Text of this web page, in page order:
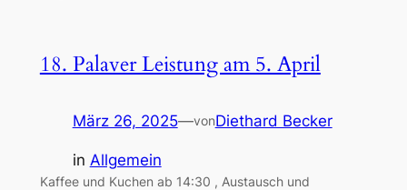
18. Palaver Leistung am 5. April
März 26, 2025—vonDiethard Becker
in Allgemein
Kaffee und Kuchen ab 14:30 , Austausch und